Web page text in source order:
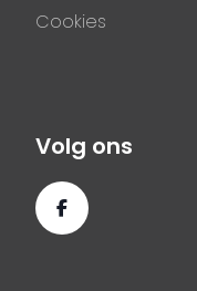
Cookies
Volg ons